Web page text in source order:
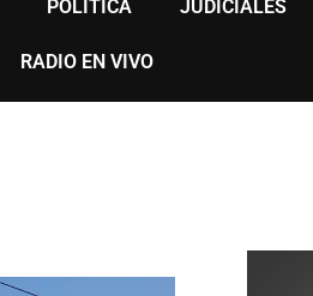
POLÍTICA JUDICIALES
RADIO EN VIVO